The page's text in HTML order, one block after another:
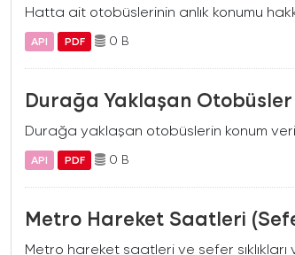
Hatta ait otobüslerinin anlık konumu
API PDF 0 B
Durağa Yaklaşan Otobüsler
Durağa yaklaşan otobüslerin konum
API PDF 0 B
Metro Hareket Saatleri
Metro hareket saatleri ve sefer sıklıkları